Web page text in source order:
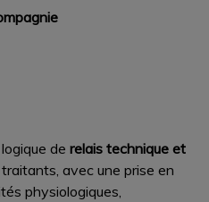
de relais technique et
avec une prise en
physiologiques,